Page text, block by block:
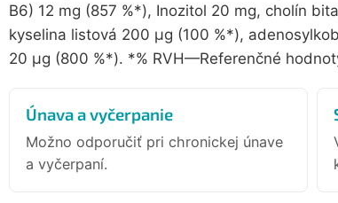
B6) 12 mg (857 %*), Inozitol 20 mg, cholín
kyselina listová 200 µg (100 %*),
20 µg (800 %*). *% RVH—Referenčné
Únava a vyčerpanie
Možno odporučiť pri chronickej únave
a vyčerpaní.